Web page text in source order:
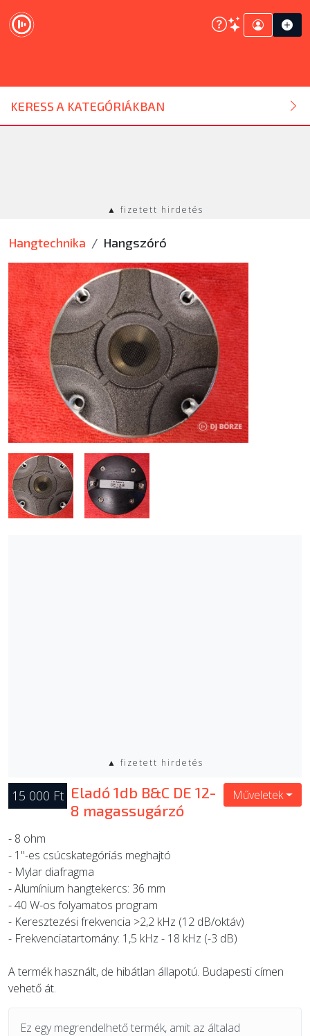
KERESS A KATEGÓRIÁKBAN
DJ ESZKÖZ
HANGTECHNIKA
EGYÉB
SZOLGÁLTATÁSOK
ÚJ TERMÉKEK
▲ fizetett hirdetés
Hangtechnika Hangszóró
▲ fizetett hirdetés
15 000 Ft Eladó 1db B&C DE 12-
8 magassugárzó
Műveletek
- 8 ohm
- 1"-es csúcskategóriás meghajtó
- Mylar diafragma
- Alumínium hangtekercs: 36 mm
- 40 W-os folyamatos program
- Keresztezési frekvencia >2,2 kHz (12 dB/oktáv)
- Frekvenciatartomány: 1,5 kHz - 18 kHz (-3 dB)
A termék használt, de hibátlan állapotú. Budapesti címen
vehető át.
Ez egy megrendelhető termék, amit az általad